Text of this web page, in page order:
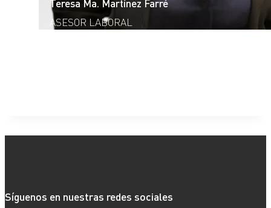
Teresa Ma. Martínez Farré
ASESOR LABORAL
Síguenos en nuestras redes sociales